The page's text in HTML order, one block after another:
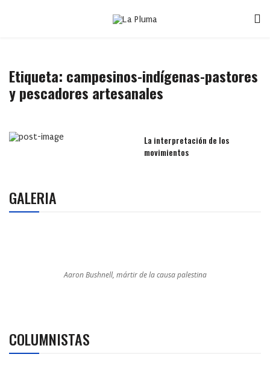
Etiqueta: campesinos-indígenas-pastores
y pescadores artesanales
La interpretación de los
movimientos
GALERIA
Aaron Bushnell, mártir de la causa palestina
COLUMNISTAS